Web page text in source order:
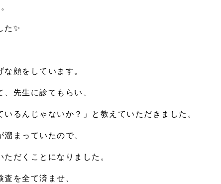
た ✨
な顔をしています。
先生に診てもらい、
るんじゃないか？」と教えていただきました。
まっていたので、
だくことになりました。
を全て済ませ、